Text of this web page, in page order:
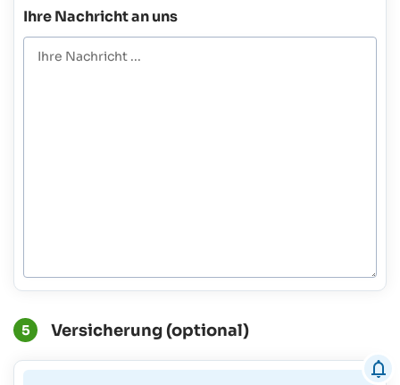
Ihre Nachricht an uns
5 Versicherung (optional)